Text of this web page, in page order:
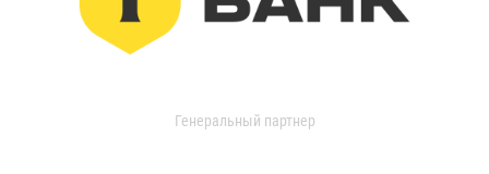
Генеральный партнер